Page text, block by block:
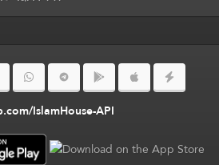
IslamHouse-API